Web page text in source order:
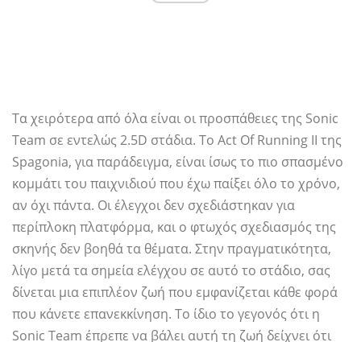
Τα χειρότερα από όλα είναι οι προσπάθειες της Sonic
Team σε εντελώς 2.5D στάδια. Το Act Of Running II της
Spagonia, για παράδειγμα, είναι ίσως το πιο σπασμένο
κομμάτι του παιχνιδιού που έχω παίξει όλο το χρόνο,
αν όχι πάντα. Οι έλεγχοι δεν σχεδιάστηκαν για
περίπλοκη πλατφόρμα, και ο φτωχός σχεδιασμός της
σκηνής δεν βοηθά τα θέματα. Στην πραγματικότητα,
λίγο μετά τα σημεία ελέγχου σε αυτό το στάδιο, σας
δίνεται μια επιπλέον ζωή που εμφανίζεται κάθε φορά
που κάνετε επανεκκίνηση. Το ίδιο το γεγονός ότι η
Sonic Team έπρεπε να βάλει αυτή τη ζωή δείχνει ότι